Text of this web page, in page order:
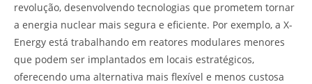
revolução, desenvolvendo tecnologias que prometem tornar
a energia nuclear mais segura e eficiente. Por exemplo, a X-
Energy está trabalhando em reatores modulares menores
que podem ser implantados em locais estratégicos,
oferecendo uma alternativa mais flexível e menos custosa